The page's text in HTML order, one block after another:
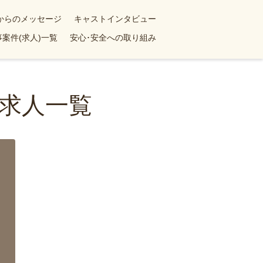
らのメッセージ
キャストインタビュー
案件(求人)一覧 安心･安全への取り組み
人一覧